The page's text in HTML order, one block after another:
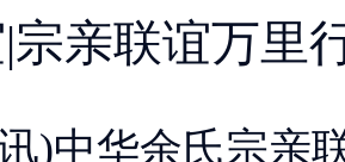
宗亲联谊万里
)中华余氏宗亲